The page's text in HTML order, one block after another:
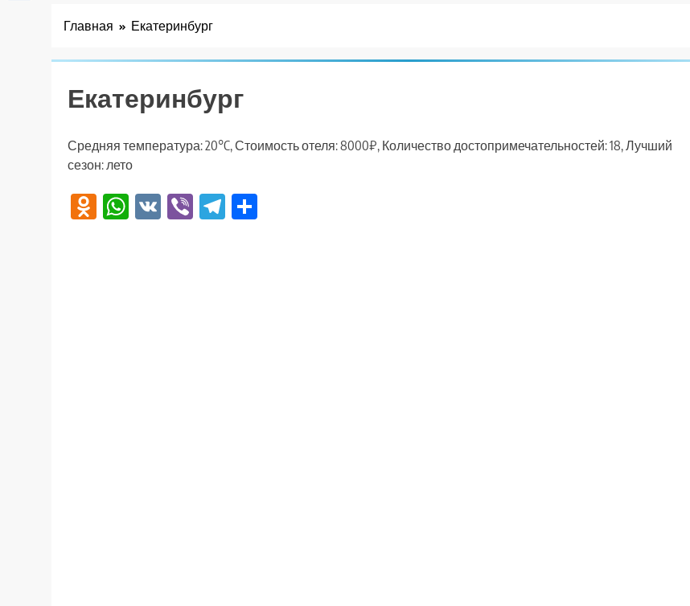
Главная Екатеринбург
Екатеринбург
Средняя температура: 20°C, Стоимость отеля: 8000₽, Количество достопримечательностей: 18, Лучший
сезон: лето
Odnoklassniki
WhatsApp
VK ViberTelegram